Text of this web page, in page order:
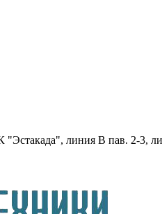
линия В пав. 2-3,